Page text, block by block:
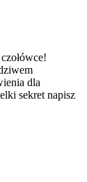
dla
sekret napisz